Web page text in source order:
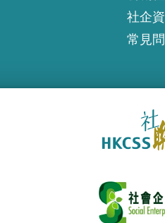
社企
常見